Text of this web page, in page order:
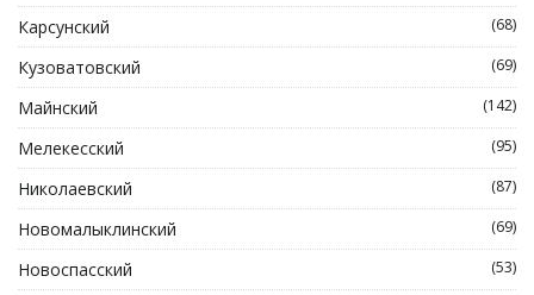
Карсунский (68)
Кузоватовский (69)
Майнский (142)
Мелекесский (95)
Николаевский (87)
Новомалыклинский (69)
Новоспасский (53)